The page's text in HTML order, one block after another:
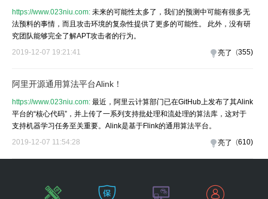
https://www.023niu.com: 未来的可能性太多了，我们的预测中可能有很多无
法预料的事情，而且攻击环境的复杂性提供了更多的可能性。 此外，没有研
究团队能够完全了解APT攻击者的行为。
2019-12-07 19:21:41
)
355
(
亮了
阿里开源通用算法平台Alink！
https://www.023niu.com: 最近，阿里云计算部门已在GitHub上发布了其Alink
平台的“核心代码”，并上传了一系列支持批处理和流处理的算法库，这对于
支持机器学习任务至关重要。Alink是基于Flink的通用算法平台。
2019-12-07 11:54:28
)
610
(
亮了